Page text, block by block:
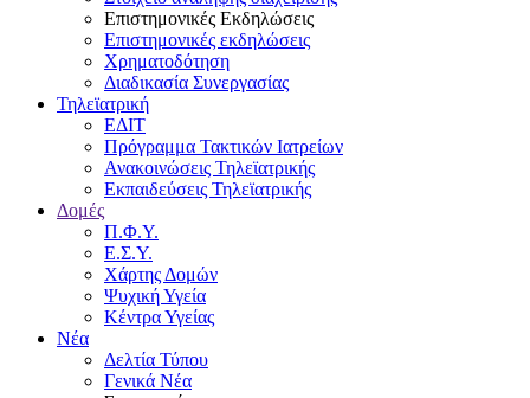
Επιστημονικές Εκδηλώσεις
Επιστημονικές εκδηλώσεις
Χρηματοδότηση
Διαδικασία Συνεργασίας
Τηλεϊατρική
ΕΔΙΤ
Πρόγραμμα Τακτικών Ιατρείων
Ανακοινώσεις Τηλεϊατρικής
Εκπαιδεύσεις Τηλεϊατρικής
Δομές
Π.Φ.Υ.
Ε.Σ.Υ.
Χάρτης Δομών
Ψυχική Υγεία
Κέντρα Υγείας
Νέα
Δελτία Τύπου
Γενικά Νέα